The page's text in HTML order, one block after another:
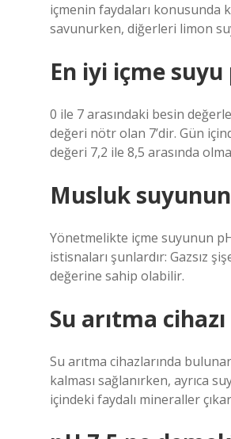
içmenin faydaları konusunda
savunurken, diğerleri limon
En iyi içme suyu
0 ile 7 arasındaki besin
değeri nötr olan 7’dir. Gün
değeri 7,2 ile 8,5 arasında
Musluk
Yönetmelikte içme suyunun
istisnaları şunlardır: Gazsız
değerine sahip olabilir.
Su arıtma
Su arıtma cihazlarında
kalması sağlanırken, ayrıca
içindeki faydalı mineraller